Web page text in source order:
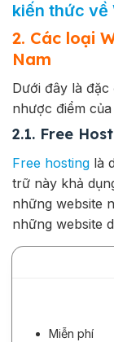
kiến thức về
2. Các loại
Nam
Dưới đây là
nhược điểm
2.1. Free
Free hosting là
trữ này khả
những website
những website
Miễn phí